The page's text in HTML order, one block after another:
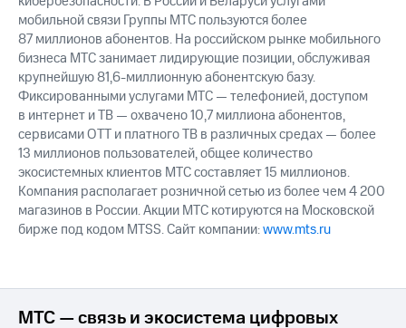
мобильной связи Группы МТС пользуются более
87 миллионов абонентов. На российском рынке мобильного
бизнеса МТС занимает лидирующие позиции, обслуживая
крупнейшую 81,6-миллионную абонентскую базу.
Фиксированными услугами МТС — телефонией, доступом
в интернет и ТВ — охвачено 10,7 миллиона абонентов,
сервисами OTT и платного ТВ в различных средах — более
13 миллионов пользователей, общее количество
экосистемных клиентов МТС составляет 15 миллионов.
Компания располагает розничной сетью из более чем 4 200
магазинов в России. Акции МТС котируются на Московской
бирже под кодом MTSS. Сайт компании:www.mts.ru
МТС — связь и экосистема цифровых